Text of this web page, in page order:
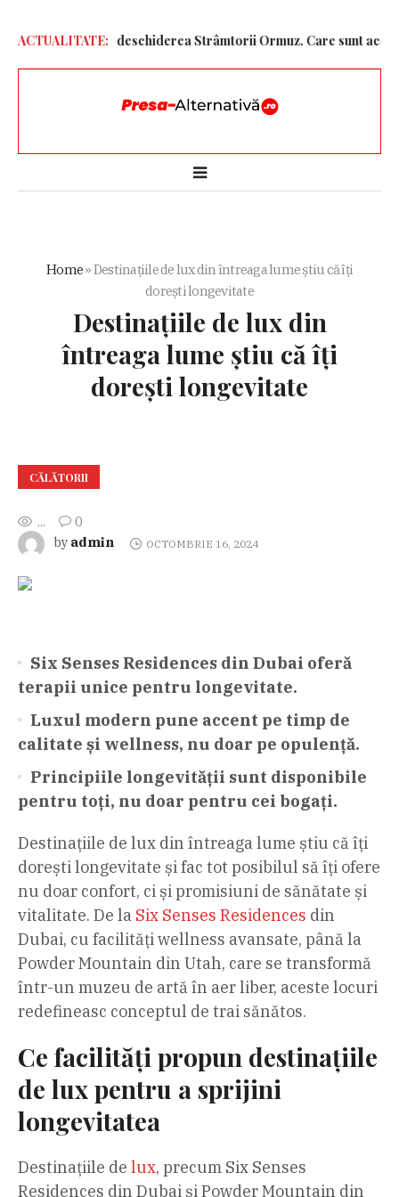
ACTUALITATE:
pentru redeschiderea Strâmtorii Ormuz. Care sunt acestea
Home»Destinațiile de lux din întreaga lume știu că îți
dorești longevitate
Destinațiile de lux din
întreaga lume știu că îți
dorești longevitate
CĂLĂTORII
...
0
by admin OCTOMBRIE 16, 2024
Six Senses Residences din Dubai oferă
terapii unice pentru longevitate.
Luxul modern pune accent pe timp de
calitate și wellness, nu doar pe opulență.
Principiile longevității sunt disponibile
pentru toți, nu doar pentru cei bogați.
Destinațiile de lux din întreaga lume știu că îți
dorești longevitate și fac tot posibilul să îți ofere
nu doar confort, ci și promisiuni de sănătate și
vitalitate. De la Six Senses Residences din
Dubai, cu facilități wellness avansate, până la
Powder Mountain din Utah, care se transformă
într-un muzeu de artă în aer liber, aceste locuri
redefineasc conceptul de trai sănătos.
Ce facilități propun destinațiile
de lux pentru a sprijini
longevitatea
Destinațiile de lux, precum Six Senses
Residences din Dubai și Powder Mountain din